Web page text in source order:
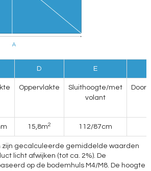
D E
Oppervlakte
Sluithoogte/met
volant
15,8m2 112/87cm
zijn gecalculeerde gemiddelde waarden
licht afwijken (tot ca. 2%). De
op de bodemhuls M4/M8. De hoogte